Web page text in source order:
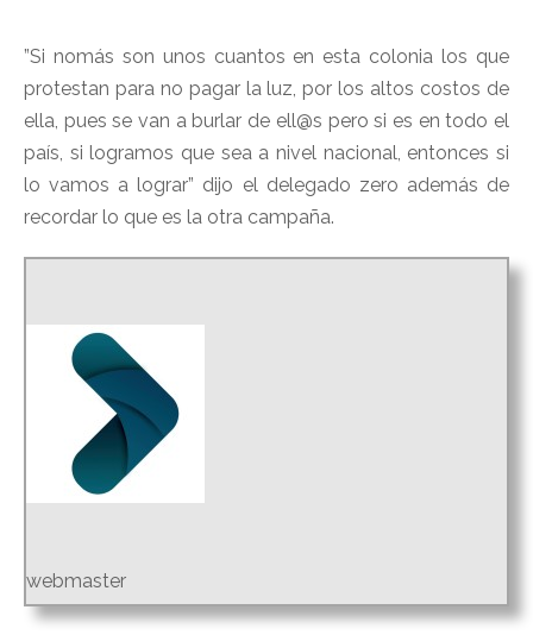
”Si nomás son unos cuantos en esta colonia los que
protestan para no pagar la luz, por los altos costos de
ella, pues se van a burlar de ell@s pero si es en todo el
país, si logramos que sea a nivel nacional, entonces si
lo vamos a lograr” dijo el delegado zero además de
recordar lo que es la otra campaña.
webmaster